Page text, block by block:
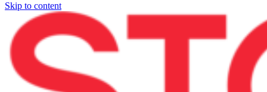
Skip to content